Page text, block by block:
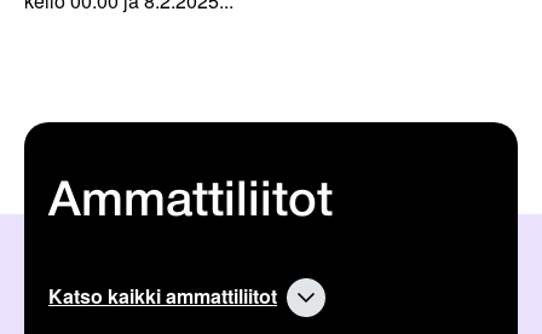
Ammattiliitot
Katso kaikki ammattiliitot